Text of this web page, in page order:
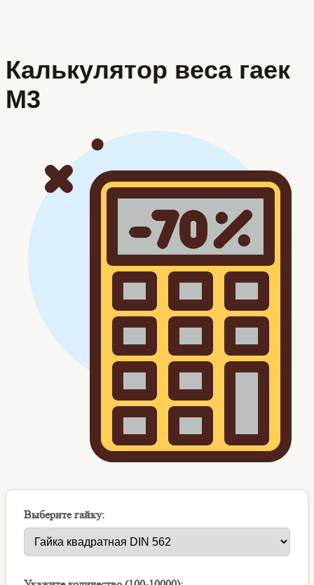
Калькулятор веса гаек
М3